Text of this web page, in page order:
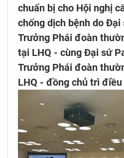
chuẩn bị cho Hội nghị
chống dịch bệnh do
Trưởng Phái đoàn
tại LHQ - cùng Đại sứ
Trưởng Phái đoàn
LHQ - đồng chủ trì